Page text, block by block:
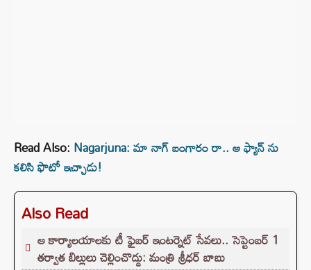
Read Also: Nagarjuna: మా నాగ్ బంగారం రా.. ఆ ఫ్యాన్ ను
కలిసి ఫొటో ఇచ్చాడు!
Also Read
ఆ కార్యాలయాలకు టీ ఫైబర్ ఇంటర్నెట్ సేవలు.. సెప్టెంబర్ 1
తర్వాత బిల్లులు చెల్లించొద్దు: మంత్రి శ్రీధర్ బాబు